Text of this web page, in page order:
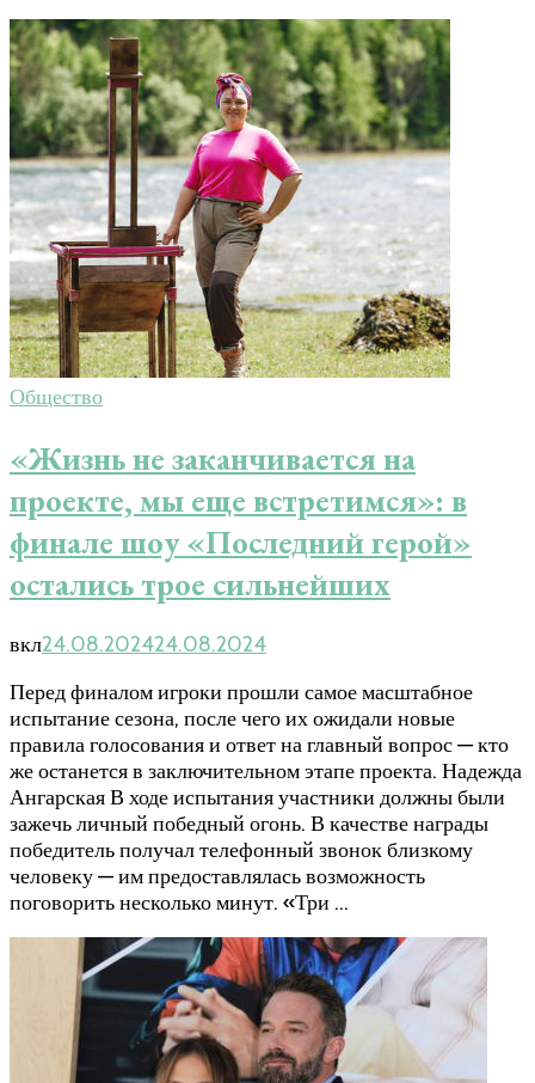
Общество
«Жизнь не заканчивается на
проекте, мы еще встретимся»: в
финале шоу «Последний герой»
остались трое сильнейших
вкл24.08.202424.08.2024
Перед финалом игроки прошли самое масштабное
испытание сезона, после чего их ожидали новые
правила голосования и ответ на главный вопрос — кто
же останется в заключительном этапе проекта. Надежда
Ангарская В ходе испытания участники должны были
зажечь личный победный огонь. В качестве награды
победитель получал телефонный звонок близкому
человеку — им предоставлялась возможность
поговорить несколько минут. «Три …